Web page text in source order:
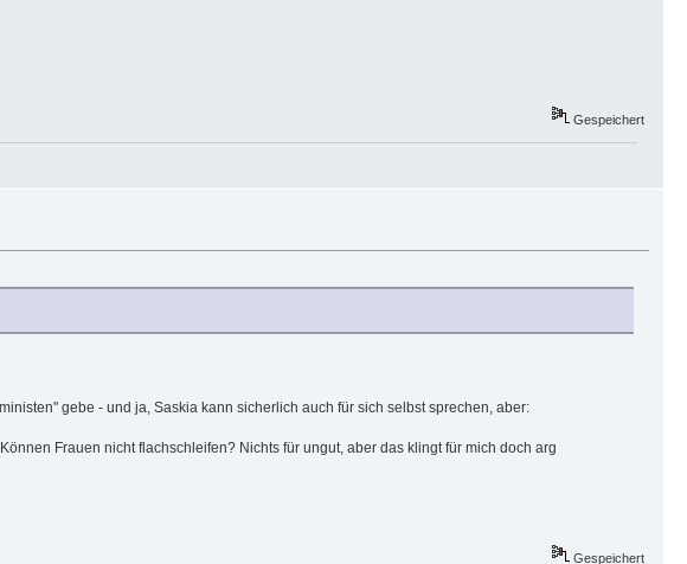
Gespeichert
gebe - und ja, Saskia kann sicherlich auch für sich selbst sprechen, aber:
Frauen nicht flachschleifen? Nichts für ungut, aber das klingt für mich doch arg
Gespeichert